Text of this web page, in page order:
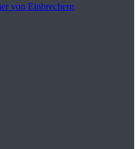
von Einbrechern